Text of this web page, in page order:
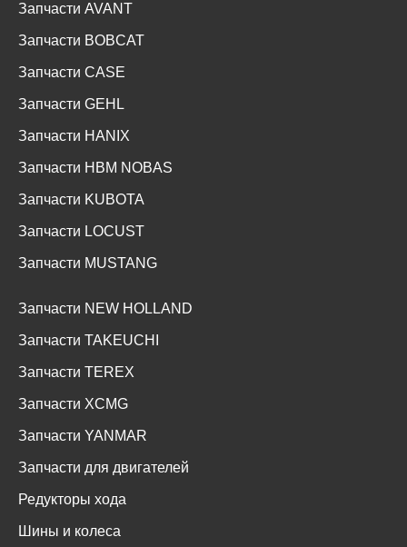
Запчасти AVANT
Запчасти BOBCAT
Запчасти CASE
Запчасти GEHL
Запчасти HANIX
Запчасти HBM NOBAS
Запчасти KUBOTA
Запчасти LOCUST
Запчасти MUSTANG
Запчасти NEW HOLLAND
Запчасти TAKEUCHI
Запчасти TEREX
Запчасти XCMG
Запчасти YANMAR
Запчасти для двигателей
Редукторы хода
Шины и колеса